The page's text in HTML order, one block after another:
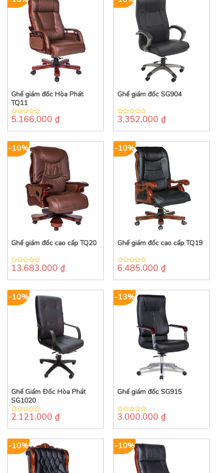
Ghế giám đốc Hòa Phát
TQ11
0
of
5.166.000 ₫
Ghế giám đốc SG904
0
of
3.352.000 ₫
-10%
Ghế giám đốc cao cấp TQ20
0
of
13.683.000 ₫
-10%
Ghế giám đốc cao cấp TQ19
0
of
6.485.000 ₫
-10%
Ghế Giám Đốc Hòa Phát
SG1020
0
of
2.121.000 ₫
-13%
Ghế giám đốc SG915
0
of
3.000.000 ₫
-10% -10%